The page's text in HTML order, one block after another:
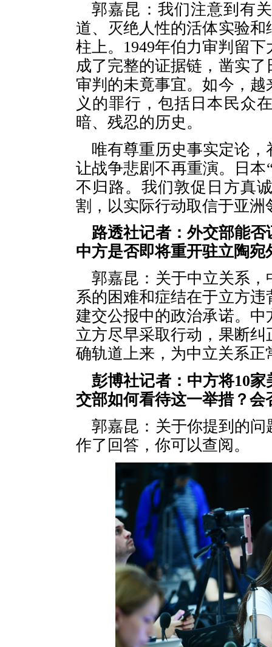
郭嘉昆：我们注意到有
道、灭绝人性的活体实验
柱上。1949年伯力审判留
成了完整的证据链，凿实
审判的未竟事宜。如今，
义的罪行，包括日本民众
暗、残忍的历史。
唯有尊重历史事实定论
让战争悲剧不再重演。日
不归路。我们敦促日方真
割，以实际行动取信于亚洲
路透社记者：外交部能
中方是否即将重开驻立陶
郭嘉昆：关于中立关系
系的困难和症结在于立方
建交公报中的政治承诺。
立方尽早采取行动，果断
确轨道上来，为中立关系正
彭博社记者：中方将10
交部如何看待这一举措？
郭嘉昆：关于你提到的
作了回答，你可以查阅。